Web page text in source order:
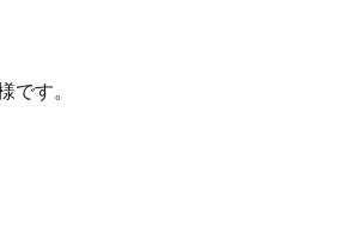
です。